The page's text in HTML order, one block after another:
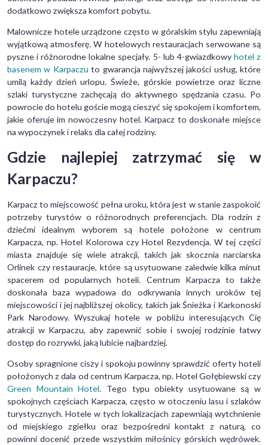
dodatkowo zwiększa komfort pobytu.
Malownicze hotele urządzone często w góralskim stylu zapewniają
wyjątkową atmosferę. W hotelowych restauracjach serwowane są
pyszne i różnorodne lokalne specjały. 5- lub 4-gwiazdkowy hotel z
basenem w Karpaczu to gwarancja najwyższej jakości usług, które
umilą każdy dzień urlopu. Świeże, górskie powietrze oraz liczne
szlaki turystyczne zachęcają do aktywnego spędzania czasu. Po
powrocie do hotelu goście mogą cieszyć się spokojem i komfortem,
jakie oferuje im nowoczesny hotel. Karpacz to doskonałe miejsce
na wypoczynek i relaks dla całej rodziny.
Gdzie najlepiej zatrzymać się w
Karpaczu?
Karpacz to miejscowość pełna uroku, która jest w stanie zaspokoić
potrzeby turystów o różnorodnych preferencjach. Dla rodzin z
dziećmi idealnym wyborem są hotele położone w centrum
Karpacza, np. Hotel Kolorowa czy Hotel Rezydencja. W tej części
miasta znajduje się wiele atrakcji, takich jak skocznia narciarska
Orlinek czy restauracje, które są usytuowane zaledwie kilka minut
spacerem od popularnych hoteli. Centrum Karpacza to także
doskonała baza wypadowa do odkrywania innych uroków tej
miejscowości i jej najbliższej okolicy, takich jak Śnieżka i Karkonoski
Park Narodowy. Wyszukaj hotele w pobliżu interesujących Cię
atrakcji w Karpaczu, aby zapewnić sobie i swojej rodzinie łatwy
dostęp do rozrywki, jaką lubicie najbardziej.
Osoby spragnione ciszy i spokoju powinny sprawdzić oferty hoteli
położonych z dala od centrum Karpacza, np. Hotel Gołębiewski czy
Green Mountain Hotel. Tego typu obiekty usytuowane są w
spokojnych częściach Karpacza, często w otoczeniu lasu i szlaków
turystycznych. Hotele w tych lokalizacjach zapewniają wytchnienie
od miejskiego zgiełku oraz bezpośredni kontakt z naturą, co
powinni docenić przede wszystkim miłośnicy górskich wędrówek.